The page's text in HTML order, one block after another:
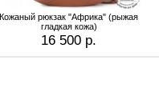
Кожаный рюкзак "Африка" (рыжая
гладкая кожа)
16 500 р.